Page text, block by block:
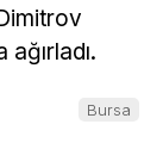
ağırladı.
Bursa